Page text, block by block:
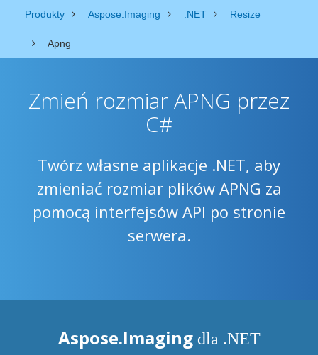
Produkty Aspose.Imaging .NET Resize
Apng
Zmień rozmiar APNG przez
C#
Twórz własne aplikacje .NET, aby
zmieniać rozmiar plików APNG za
pomocą interfejsów API po stronie
serwera.
Aspose.Imaging dla .NET